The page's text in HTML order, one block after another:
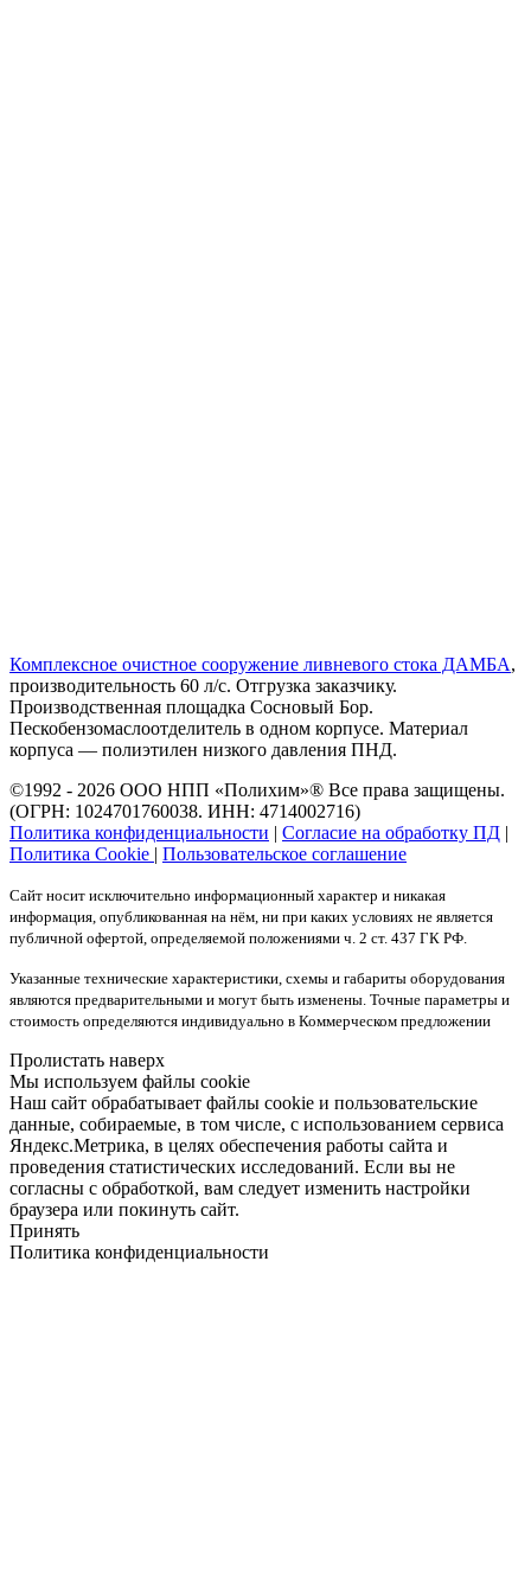
Комплексное очистное сооружение ливневого стока ДАМБА,
производительность 60 л/с. Отгрузка заказчику.
Производственная площадка Сосновый Бор.
Пескобензомаслоотделитель в одном корпусе. Материал
корпуса — полиэтилен низкого давления ПНД.
©1992 - 2026 ООО НПП «Полихим»® Все права защищены.
(ОГРН: 1024701760038. ИНН: 4714002716)
Политика конфиденциальности | Согласие на обработку ПД |
Политика Cookie | Пользовательское соглашение
Сайт носит исключительно информационный характер и никакая
информация, опубликованная на нём, ни при каких условиях не является
публичной офертой, определяемой положениями ч. 2 ст. 437 ГК РФ.
Указанные технические характеристики, схемы и габариты оборудования
являются предварительными и могут быть изменены. Точные параметры и
стоимость определяются индивидуально в Коммерческом предложении
Пролистать наверх
Мы используем файлы cookie
Наш сайт обрабатывает файлы cookie и пользовательские
данные, собираемые, в том числе, с использованием сервиса
Яндекс.Метрика, в целях обеспечения работы сайта и
проведения статистических исследований. Если вы не
согласны с обработкой, вам следует изменить настройки
браузера или покинуть сайт.
Принять
Политика конфиденциальности